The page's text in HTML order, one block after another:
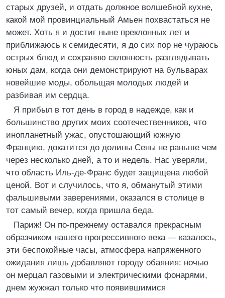
старых друзей, и отдать должное волшебной кухне,
какой мой провинциальный Амьен похвастаться не
может. Хоть я и достиг ныне преклонных лет и
приближаюсь к семидесяти, я до сих пор не чураюсь
острых блюд и сохраняю склонность разглядывать
юных дам, когда они демонстрируют на бульварах
новейшие моды, обольщая молодых людей и
разбивая им сердца.
Я прибыл в тот день в город в надежде, как и
большинство других моих соотечественников, что
инопланетный ужас, опустошающий южную
Францию, докатится до долины Сены не раньше чем
через несколько дней, а то и недель. Нас уверяли,
что область Иль-де-Франс будет защищена любой
ценой. Вот и случилось, что я, обманутый этими
фальшивыми заверениями, оказался в столице в
тот самый вечер, когда пришла беда.
Париж! Он по-прежнему оставался прекрасным
образчиком нашего прогрессивного века — казалось,
эти беспокойные часы, атмосфера напряженного
ожидания лишь добавляют городу обаяния: ночью
он мерцал газовыми и электрическими фонарями,
днем жужжал только что появившимися